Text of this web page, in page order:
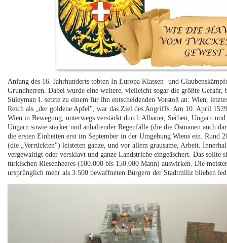
Anfang des 16. Jahrhunderts tobten In Europa Klassen- und
Grundherren. Dabei wurde eine weitere, vielleicht sogar die größte Gefahr,
Süleyman I. setzte zu einem für ihn entscheidenden Vorstoß an: Wien,
Reich als „der goldene Apfel", war das Ziel des Angriffs. Am 10. April
Wien in Bewegung, unterwegs verstärkt durch Albaner, Serben, Ungarn
Ungarn sowie starker und anhaltender Regenfälle (die die Osmanen auch
die ersten Einheiten erst im September in der Umgebung Wiens ein.
(die „Verrückten") leisteten ganze, und vor allem grausame, Arbeit.
vergewaltigt oder versklavt und ganze Landstriche eingeäschert. Das sollte
türkischen Riesenheeres (100.000 bis 150.000 Mann) auswirken. Die
ursprünglich mehr als 3.500 bewaffneten Bürgern der Stadtmiliz blieben